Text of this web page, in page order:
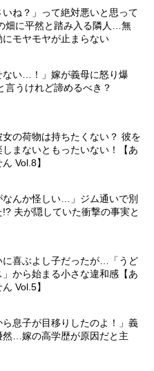
いね？」って絶対悪いと思って
畑に平然と踏み入る隣人…無
モヤモヤが止まらない
ない…！」嫁が義母に怒り爆
言うけれど諦めるべき？
の荷物は持ちたくない？ 彼を
まないともったいない！【あ
Vol.8】
なんか怪しい…」ジム通いで別
夫が隠していた衝撃の事実と
に喜ぶよし子だったが…「うど
から始まる小さな違和感【あ
Vol.5】
ら息子が目移りしたのよ！」義
然…嫁の高学歴が原因だと主